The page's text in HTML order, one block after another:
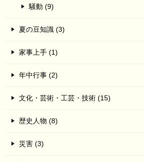
騒動 (9)
夏の豆知識 (3)
家事上手 (1)
年中行事 (2)
文化・芸術・工芸・技術 (15)
歴史人物 (8)
災害 (3)